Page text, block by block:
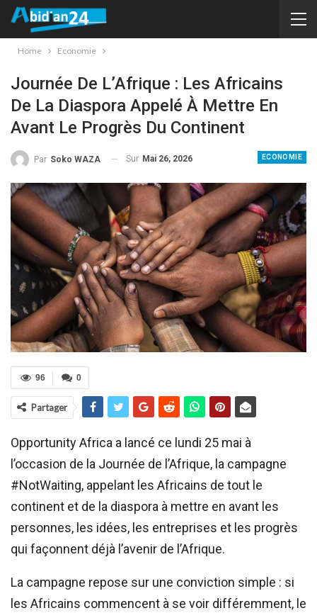
Home Economie
Journée De L’Afrique : Les Africains
De La Diaspora Appelé À Mettre En
Avant Le Progrès Du Continent
ECONOMIE
Par Soko WAZA Sur Mai 26, 2026
0
96
Partager
Opportunity Africa a lancé ce lundi 25 mai à
l’occasion de la Journée de l’Afrique, la campagne
#NotWaiting, appelant les Africains de tout le
continent et de la diaspora à mettre en avant les
personnes, les idées, les entreprises et les progrès
qui façonnent déjà l’avenir de l’Afrique.
La campagne repose sur une conviction simple : si
les Africains commencent à se voir différemment, le